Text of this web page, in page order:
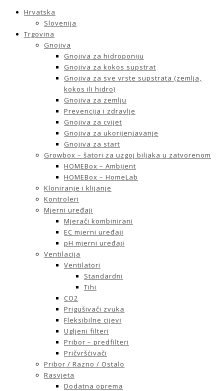
Hrvatska
Slovenija
Trgovina
Gnojiva
Gnojiva za hidroponiju
Gnojiva za kokos supstrat
Gnojiva za sve vrste supstrata (zemlja,
kokos ili hidro)
Gnojiva za zemlju
Prevencija i zdravlje
Gnojiva za cvijet
Gnojiva za ukorijenjavanje
Gnojiva za start
Growbox – šatori za uzgoj biljaka u zatvorenom
HOMEBox – Ambijent
HOMEBox – HomeLab
Kloniranje i klijanje
Kontroleri
Mjerni uređaji
Mjerači kombinirani
EC mjerni uređaji
pH mjerni uređaji
Ventilacija
Ventilatori
Standardni
Tihi
CO2
Prigušivači zvuka
Fleksibilne cijevi
Ugljeni filteri
Pribor – predfilteri
Pričvršćivači
Pribor / Razno / Ostalo
Rasvjeta
Dodatna oprema